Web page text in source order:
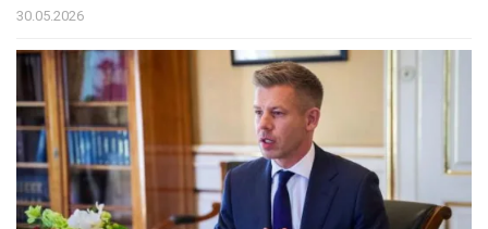
30.05.2026